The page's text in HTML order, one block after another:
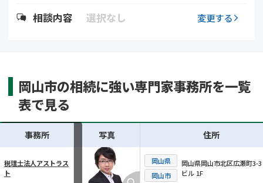
相談内容 選択なし 変更する
岡山市の相続に強い専門家事務所を一覧
表で見る
横スクロール可能
事務所 写真 住所
税理士法人アストラス
ト
岡山県
岡山市
岡山県岡山市北区広瀬町3-
ビル 1F